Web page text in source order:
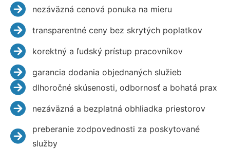
nezáväzná cenová ponuka na mieru
transparentné ceny bez skrytých poplatkov
korektný a ľudský prístup pracovníkov
garancia dodania objednaných služieb
dlhoročné skúsenosti, odbornosť a bohatá prax
nezáväzná a bezplatná obhliadka priestorov
preberanie zodpovednosti za poskytované
služby